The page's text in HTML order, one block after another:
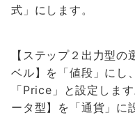
式」にします。
【 ステップ２出力型の
ベル】を「値段」にし
「Price」と設定しま
ータ型】を「通貨」に